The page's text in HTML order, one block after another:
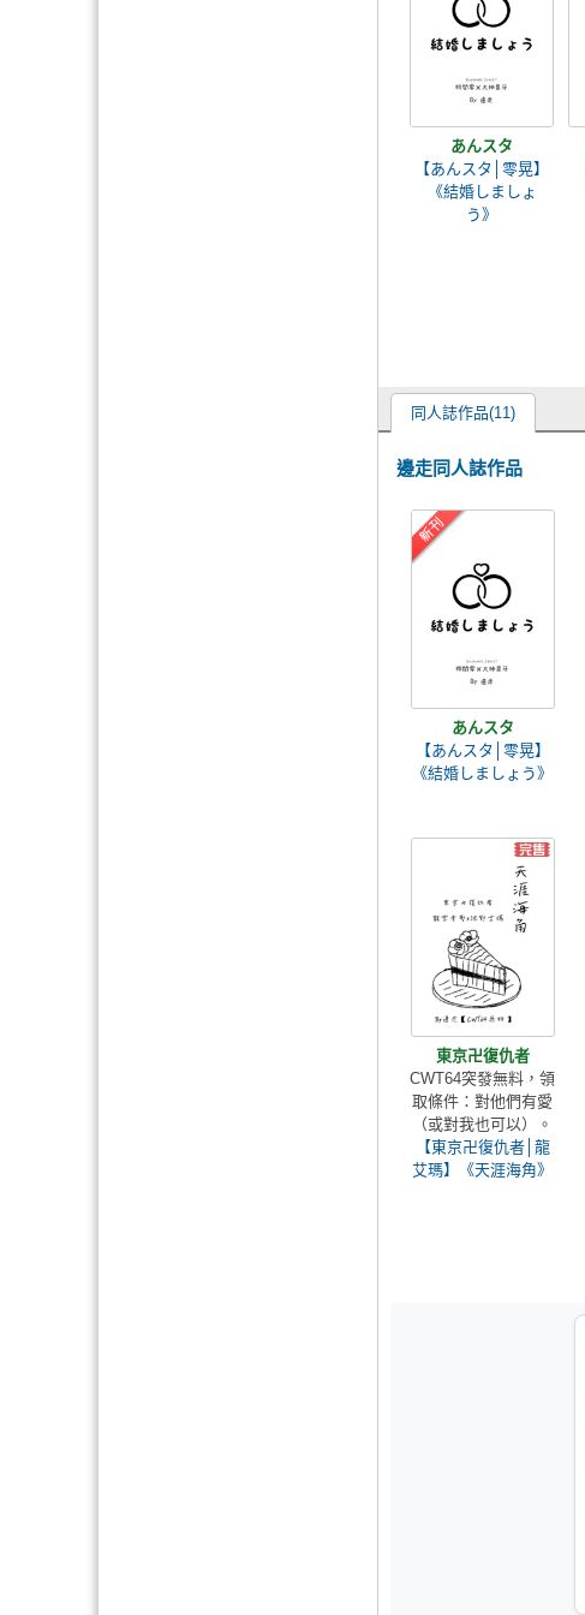
あんスタ
【あんスタ│零晃】
《結婚しましょ
う》
同人誌作品(11)
邊走同人誌作品
あんスタ
【あんスタ│零晃】
《結婚しましょう》
東京卍復仇者
CWT64突發無料，領
取條件：對他們有愛
（或對我也可以）。
【東京卍復仇者│龍
艾瑪】《天涯海角》